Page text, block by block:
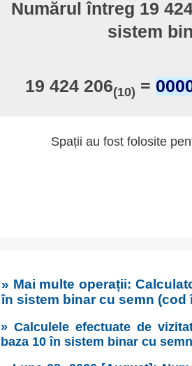
Numărul întreg 19
sistem
19 424 206(10) =
Spații au fost folosite
» Mai multe operații:
în sistem binar cu semn (cod
» Calculele efectuate de
baza 10 în sistem binar cu